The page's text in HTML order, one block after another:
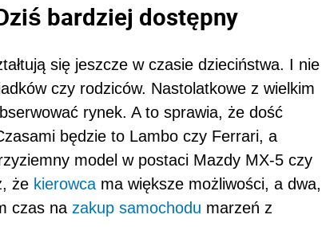
bardziej dostępny
się jeszcze w czasie dzieciństwa. I nie
czy rodziców. Nastolatkowe z wielkim
rynek. A to sprawia, że dość
będzie to Lambo czy Ferrari, a
model w postaci Mazdy MX-5 czy
że kierowca ma większe możliwości, a dwa,
czas na zakup samochodu marzeń z